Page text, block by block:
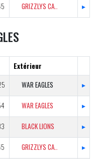
GRIZZLYS CATALANS B ▸
Extérieur
WAR EAGLES ▸
WAR EAGLES ▸
BLACK LIONS ▸
GRIZZLYS CATALANS B ▸